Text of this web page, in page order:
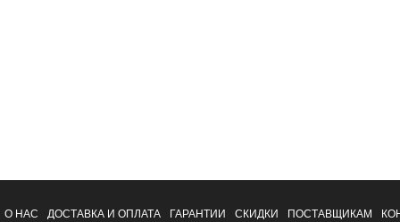
О НАС ДОСТАВКА И ОПЛАТА ГАРАНТИИ СКИДКИ ПОСТАВЩИКАМ